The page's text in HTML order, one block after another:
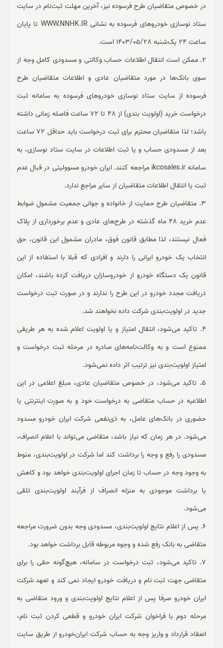
در خصوص متقاضیان طرح فرسوده نیز، آخرین مهلت ثبت‌نام در سایت
ستاد نوسازی خودروهای فرسوده به نشانی WWW.NNHK.IR تا پایان
ساعت 24 یک‌شنبه 1403/05/28 است.
2. ممکن است انتقال اطلاعات حساب وکالتی و مسدودی کامل وجه از
سوی بانک‌ها در مورد متقاضیان عادی و اطلاعات متقاضیان طرح
فرسوده از سایت ستاد نوسازی خودروهای فرسوده به سامانه ثبت
درخواست خرید (اولویت بندی) از 48 تا 72 ساعت فاصله زمانی داشته
باشد؛ لذا متقاضیان محترم برای ثبت درخواست باید حداقل 72 ساعت
بعد از مسدودی حساب و یا ثبت اطلاعات در سایت ستاد نوسازی، به
سامانه ikcosales.ir مراجعه کنند. ایران خودرو مسوولیتی در قبال عدم
ثبت یا انتقال اطلاعات متقاضیان از سایر مراجع ندارد.
3. متقاضیان طرح حمایت از خانواده و جوانی جمعیت مشمول ضوابط
عدم خرید 48 ماه گذشته در طرح‌های عادی و عدم برخورداری از پلاک
فعال نیستند، لذا مطابق قانون فوق، مادران مشمول این قانون، حق
انتخاب یک خودرو ایرانی را دارند و افرادی که قبلا با استفاده از این
قانون یک دستگاه خودرو از خودروسازان دریافت کرده باشند، امکان
دریافت مجدد خودرو در این طرح را ندارند و در صورت ثبت درخواست
جدید در اولویت‌بندی شرکت داده نخواهند شد.
4. تاکید می‌شود، انتقال امتیاز و یا اولویت اعلام شده به هر طریقی
ممنوع است و به وکالت‌نامه‌های صادره در مرحله ثبت درخواست و
امتیاز اولویت‌بندی نیز ترتیب اثر داده نمی‌شود.
5. تاکید می‌شود، در خصوص متقاضیان عادی، مبلغ اعلامی در این
اطلاعیه در حساب متقاضی به درخواست خود و به صورت اینترنتی یا
حضوری در بانک‌های عامل، به ذی‌نفعی شرکت ایران خودرو مسدود
می‌شود. در هر زمان که نیاز باشد، متقاضی می‌تواند با اعلام انصراف،
مسدودی را رفع و وجه را برداشت کند اما شرکت در اولویت‌بندی، منوط
به وجود وجه در حساب تا زمان اجرای اولویت‌بندی خواهد بود و کاهش
یا برداشت موجودی به منزله انصراف از فرآیند اولویت‌بندی تلقی
می‌شود.
6. پس از اعلام نتایج اولویت‌بندی، مسدودی وجه بدون ضرورت مراجعه
متقاضی به بانک رفع شده و وجوه مربوطه قابل برداشت خواهد بود.
7. تاکید می‌شود، ثبت درخواست در سامانه، هیچ‌گونه حقی را برای
متقاضی جهت ثبت نام و دریافت خودرو ایجاد نمی کند و تعهد شرکت
ایران خودرو صرفا پس از اعلام نتایج اولویت‌بندی و ورود متقاضی به
مرحله دوم با فراخوان شرکت ایران خودرو و قطعی کردن ثبت نام،
انعقاد قرارداد و واریز وجه به حساب شرکت ایران‌خودرو از طریق سایت